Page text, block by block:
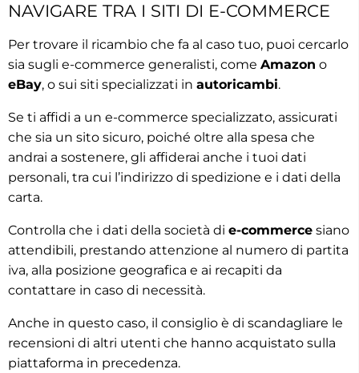
NAVIGARE TRA I SITI DI E-COMMERCE
Per trovare il ricambio che fa al caso tuo, puoi cercarlo
sia sugli e-commerce generalisti, come Amazon o
eBay, o sui siti specializzati in autoricambi.
Se ti affidi a un e-commerce specializzato, assicurati
che sia un sito sicuro, poiché oltre alla spesa che
andrai a sostenere, gli affiderai anche i tuoi dati
personali, tra cui l’indirizzo di spedizione e i dati della
carta.
Controlla che i dati della società di e-commerce siano
attendibili, prestando attenzione al numero di partita
iva, alla posizione geografica e ai recapiti da
contattare in caso di necessità.
Anche in questo caso, il consiglio è di scandagliare le
recensioni di altri utenti che hanno acquistato sulla
piattaforma in precedenza.